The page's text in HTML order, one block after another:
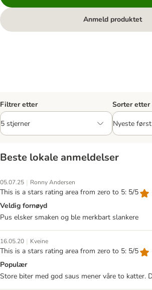
Anmeld produktet
Filtrer etter Sorter etter
Beste lokale anmeldelser
05.07.25 | Ronny Andersen
This is a stars rating area from zero to 5: 5/5
Veldig fornøyd
Pus elsker smaken og ble merkbart slankere
16.05.20 | Kveine
This is a stars rating area from zero to 5: 5/5
Populær
Store biter med god saus mener våre to katter.